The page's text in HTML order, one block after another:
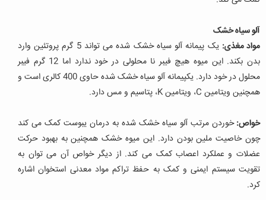
آلو سیاه خشک
مواد مغذی:
یک پیمانه آلو سیاه خشک شده می تواند 5 گرم پروتئین وارد
بدن بکند. این میوه هیچ فیبر نا محلولی در خود ندارد اما 12 گرم فیبر
محلول در خود دارد. یکپیمانه آلو سیاه خشک شده حاوی 400 کالری است و
همچنین ویتامین C، ویتامین K، پتاسیم و مس دارد.
خواص:خوردن مرتب آلو سیاه خشک شده به درمان یبوست کمک می کند
چون خاصیت ملین بودن دارد. این میوه خشک همچنین به بهبود حرکت
عضلات و عملکرد اعصاب کمک می کند. از دیگر خواص آن می توان به
تقویت سیستم ایمنی و کمک به حفظ تراکم مواد معدنی استخوان اشاره
کرد.